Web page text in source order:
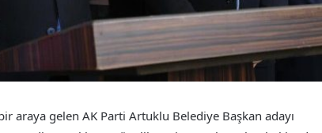
araya gelen AK Parti Artuklu Belediye Başkan adayı